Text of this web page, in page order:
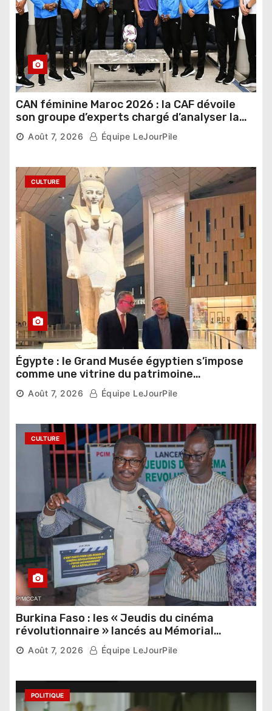
CAN féminine Maroc 2026 : la CAF dévoile
son groupe d’experts chargé d’analyser la
compétition
Août 7, 2026 Équipe LeJourPile
CULTURE
Égypte : le Grand Musée égyptien s’impose
comme une vitrine du patrimoine
pharaonique auprès des dirigeants
étrangers
Août 7, 2026 Équipe LeJourPile
CULTURE
Burkina Faso : les « Jeudis du cinéma
révolutionnaire » lancés au Mémorial
Thomas Sankara
Août 7, 2026 Équipe LeJourPile
POLITIQUE